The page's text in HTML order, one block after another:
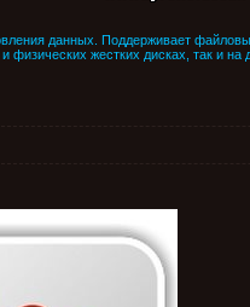
данных. Поддерживает
физических жестких дисках, так и